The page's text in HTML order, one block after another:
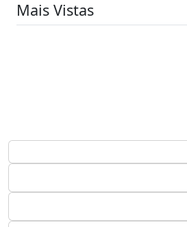
Mais Vistas